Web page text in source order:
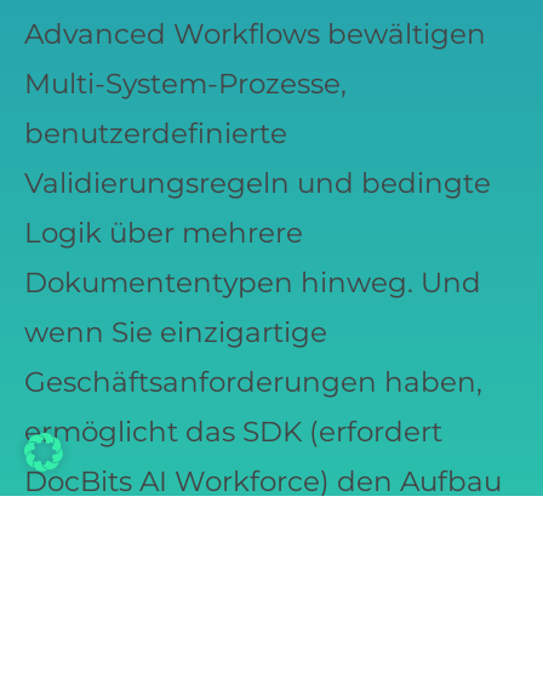
Advanced Workflows bewältigen
Multi-System-Prozesse,
benutzerdefinierte
Validierungsregeln und bedingte
Logik über mehrere
Dokumententypen hinweg. Und
wenn Sie einzigartige
Geschäftsanforderungen haben,
ermöglicht das SDK (erfordert
DocBits AI Workforce) den Aufbau